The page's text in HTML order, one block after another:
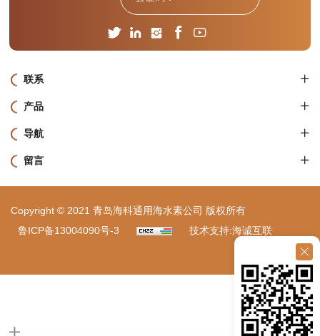
联系
产品
导航
留言
Copyright © 2021 青岛海科通用海水素公司 版权所有
鲁ICP备13004090号-3
技术支持:海诚互联
站点地图